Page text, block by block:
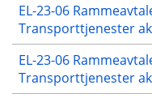
EL-23-06
Transporttjenester
EL-23-06
Transporttjenester